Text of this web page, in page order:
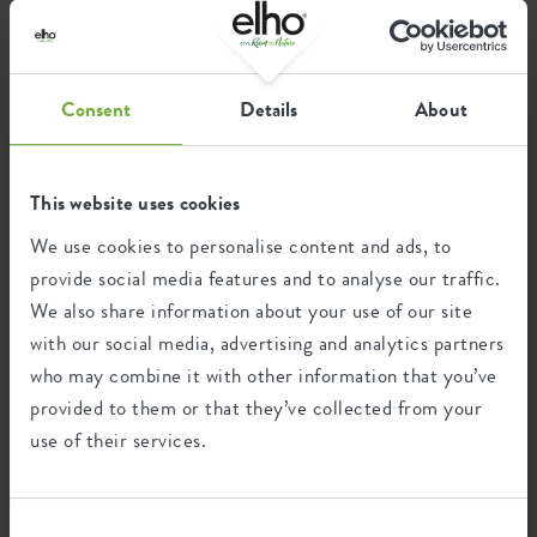
Consent Details About
This website uses cookies
We use cookies to personalise content and ads, to
provide social media features and to analyse our traffic.
We also share information about your use of our site
with our social media, advertising and analytics partners
who may combine it with other information that you’ve
provided to them or that they’ve collected from your
use of their services.
Post-industriellen Abfällen.
Zertifikate Garantie
99Jahre
UV-beständig
frostbeständig
Ökologischer Fußabdruck